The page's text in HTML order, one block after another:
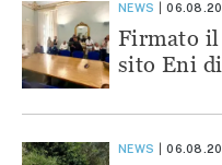
NEWS
Firmato il
sito Eni
NEWS